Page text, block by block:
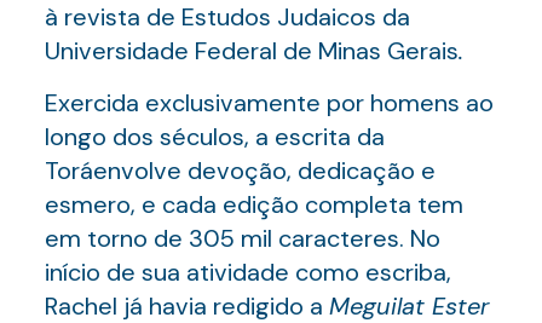
à revista de Estudos Judaicos da
Universidade Federal de Minas Gerais.
Exercida exclusivamente por homens ao
longo dos séculos, a escrita da
Toráenvolve devoção, dedicação e
esmero, e cada edição completa tem
em torno de 305 mil caracteres. No
início de sua atividade como escriba,
Rachel já havia redigido a Meguilat Ester